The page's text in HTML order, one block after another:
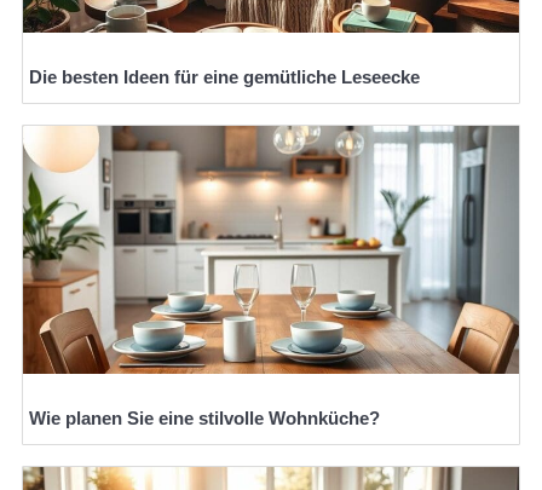
Die besten Ideen für eine gemütliche Leseecke
Wie planen Sie eine stilvolle Wohnküche?